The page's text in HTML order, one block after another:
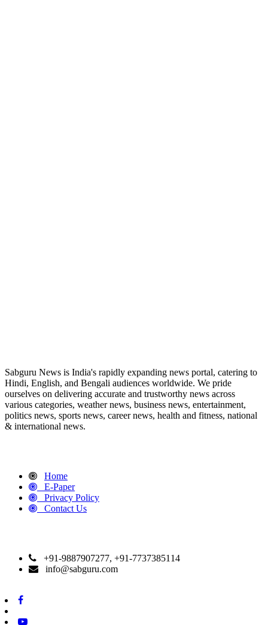
Sabguru News is India's rapidly expanding news portal, catering to
Hindi, English, and Bengali audiences worldwide. We pride
ourselves on delivering accurate and trustworthy news across
various categories, weather news, business news, entertainment,
politics news, sports news, career news, health and fitness, national
& international news.
Home
E-Paper
Privacy Policy
Contact Us
+91-9887907277, +91-7737385114
info@sabguru.com